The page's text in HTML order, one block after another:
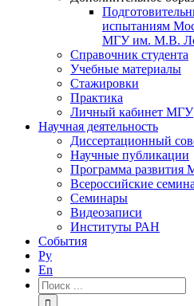
испытаниям
МГУ им. М.В.
Справочник студента
Учебные материалы
Стажировки
Практика
Личный кабинет МГУ
Научная деятельность
Диссертационный
Научные публикации
Программа развития
Всероссийские
Семинары
Видеозаписи
Институты РАН
События
Ру
En
Результат
поиска: